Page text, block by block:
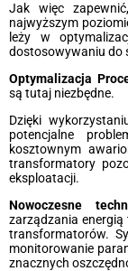
Jak więc
najwyższym
leży w
dostosowywaniu do
Optymalizacja
są tutaj niezbędne.
Dzięki
potencjalne
kosztownym
transformatory
eksploatacji.
Nowoczesne
zarządzania
transformatorów.
monitorowanie
znacznych